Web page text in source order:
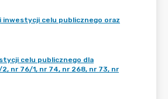
inwestycji celu publicznego oraz
celu publicznego dla
nr 76/1, nr 74, nr 268, nr 73, nr